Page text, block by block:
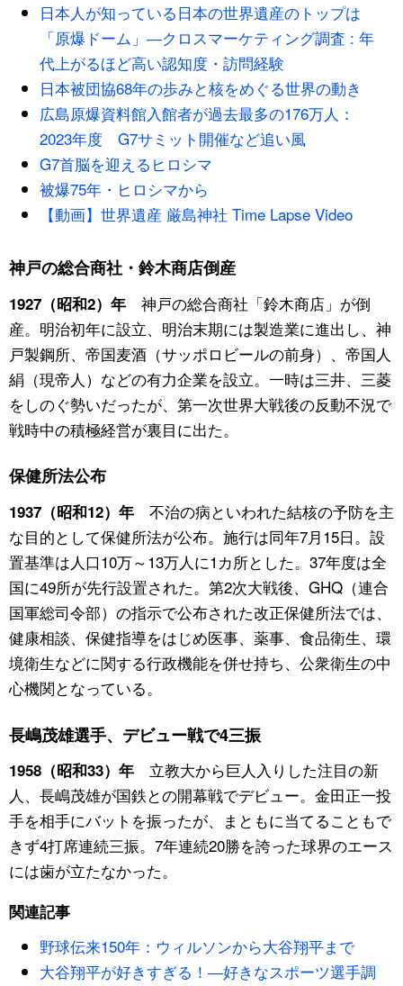
日本人が知っている日本の世界遺産のトップは
「原爆ドーム」―クロスマーケティング調査 : 年
代上がるほど高い認知度・訪問経験
日本被団協68年の歩みと核をめぐる世界の動き
広島原爆資料館入館者が過去最多の176万人：
2023年度 G7サミット開催など追い風
G7首脳を迎えるヒロシマ
被爆75年・ヒロシマから
【動画】世界遺産 厳島神社 Time Lapse Video
神戸の総合商社・鈴木商店倒産
1927（昭和2）年神戸の総合商社「鈴木商店」が倒
産。明治初年に設立、明治末期には製造業に進出し、神
戸製鋼所、帝国麦酒（サッポロビールの前身）、帝国人
絹（現帝人）などの有力企業を設立。一時は三井、三菱
をしのぐ勢いだったが、第一次世界大戦後の反動不況で
戦時中の積極経営が裏目に出た。
保健所法公布
1937（昭和12）年不治の病といわれた結核の予防を主
な目的として保健所法が公布。施行は同年7月15日。設
置基準は人口10万～13万人に1カ所とした。37年度は全
国に49所が先行設置された。第2次大戦後、GHQ（連合
国軍総司令部）の指示で公布された改正保健所法では、
健康相談、保健指導をはじめ医事、薬事、食品衛生、環
境衛生などに関する行政機能を併せ持ち、公衆衛生の中
心機関となっている。
長嶋茂雄選手、デビュー戦で4三振
1958（昭和33）年立教大から巨人入りした注目の新
人、長嶋茂雄が国鉄との開幕戦でデビュー。金田正一投
手を相手にバットを振ったが、まともに当てることもで
きず4打席連続三振。7年連続20勝を誇った球界のエース
には歯が立たなかった。
関連記事
野球伝来150年：ウィルソンから大谷翔平まで
大谷翔平が好きすぎる！―好きなスポーツ選手調